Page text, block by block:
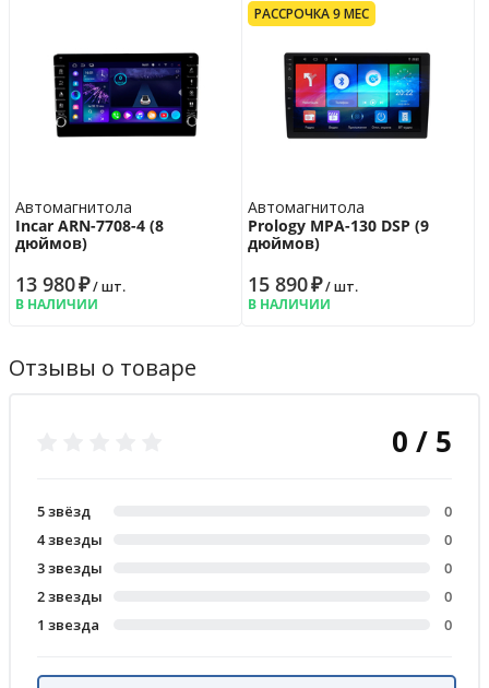
Автомагнитола
Incar ARN-7708-4 (8
дюймов)
13 980₽/ шт.
В НАЛИЧИИ
РАССРОЧКА 9 МЕС
Автомагнитола
Prology MPA-130 DSP (9
дюймов)
15 890₽/ шт.
В НАЛИЧИИ
Отзывы о товаре
0 / 5
5 звёзд
0
4 звезды
0
3 звезды
0
2 звезды
0
1 звезда
0